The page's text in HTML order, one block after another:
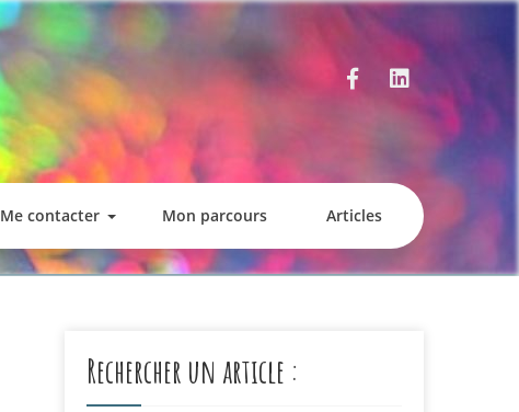
Me contacter Mon parcours Articles
Rechercher un article :